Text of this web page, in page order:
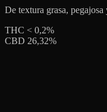
De textura grasa,
THC < 0,2%
CBD 26,32%